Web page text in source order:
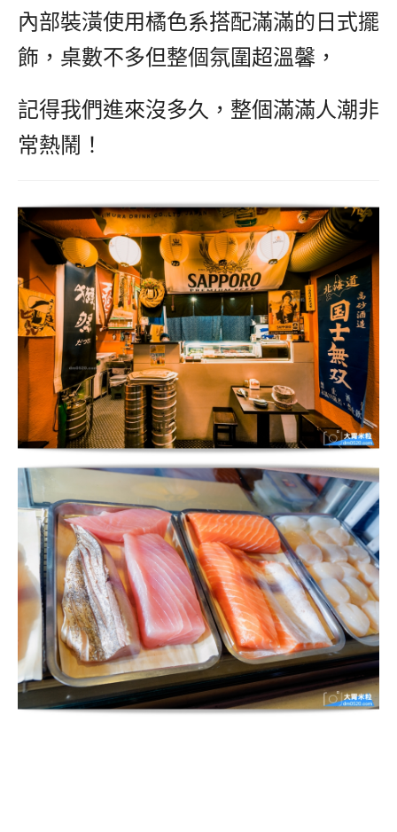
內部裝潢使用橘色系搭配滿滿的日式擺
飾，桌數不多但整個氛圍超溫馨，
記得我們進來沒多久，整個滿滿人潮非
常熱鬧！